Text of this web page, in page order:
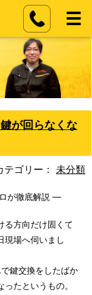
が回らなくな
テゴリー： 未分類
が徹底解説 ―
る方向だけ固くて
現場へ伺いまし
鍵交換をしたばか
たというもの。